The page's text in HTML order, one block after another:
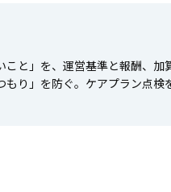
と」を、運営基準と報酬、
り」を防ぐ。ケアプラン点